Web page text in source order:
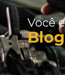
Você